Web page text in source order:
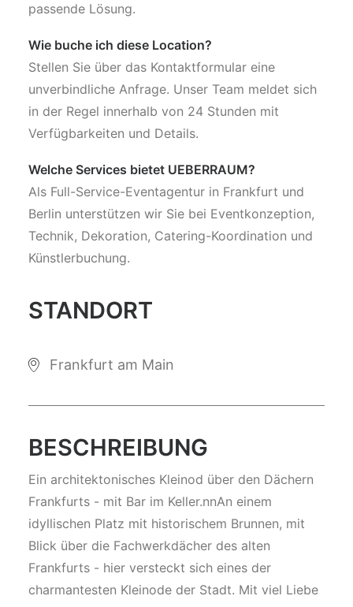
passende Lösung.
Wie buche ich diese Location?
Stellen Sie über das Kontaktformular eine
unverbindliche Anfrage. Unser Team meldet sich
in der Regel innerhalb von 24 Stunden mit
Verfügbarkeiten und Details.
Welche Services bietet UEBERRAUM?
Als Full-Service-Eventagentur in Frankfurt und
Berlin unterstützen wir Sie bei Eventkonzeption,
Technik, Dekoration, Catering-Koordination und
Künstlerbuchung.
STANDORT
Frankfurt am Main
BESCHREIBUNG
Ein architektonisches Kleinod über den Dächern
Frankfurts - mit Bar im Keller.nnAn einem
idyllischen Platz mit historischem Brunnen, mit
Blick über die Fachwerkdächer des alten
Frankfurts - hier versteckt sich eines der
charmantesten Kleinode der Stadt. Mit viel Liebe